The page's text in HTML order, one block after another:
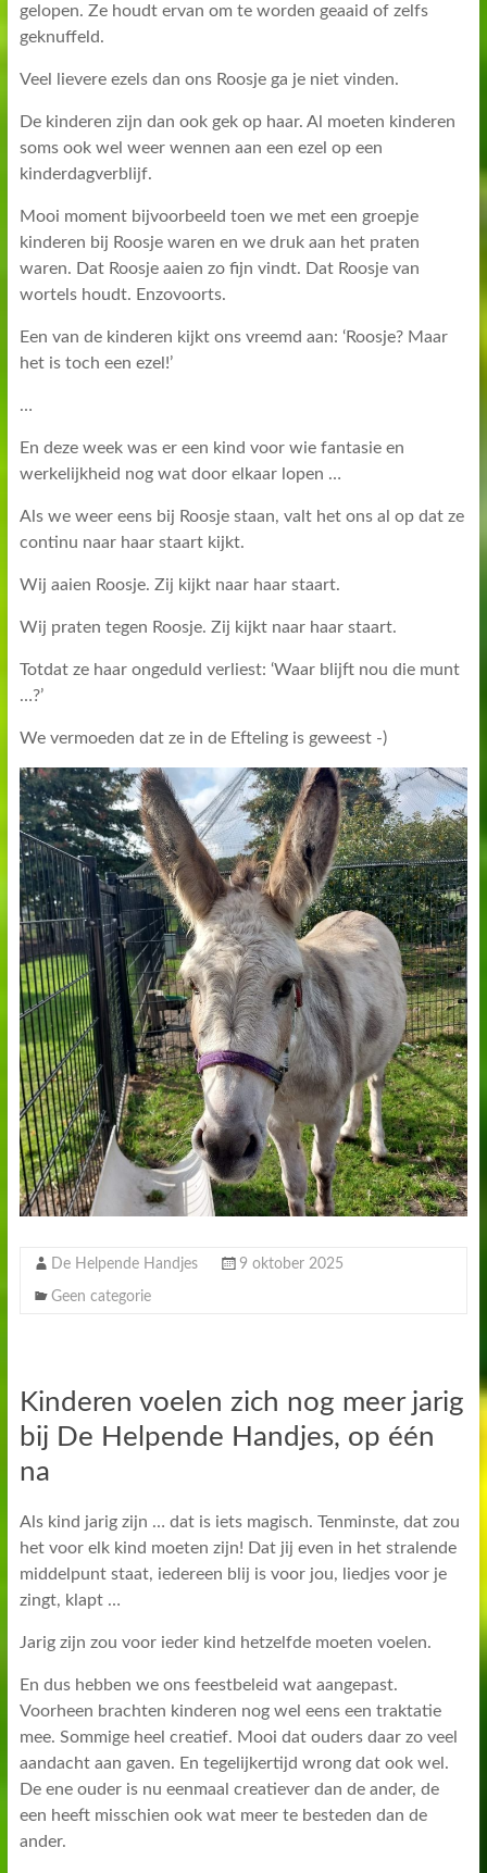
gelopen. Ze houdt ervan om te worden geaaid of zelfs
geknuffeld.
Veel lievere ezels dan ons Roosje ga je niet vinden.
De kinderen zijn dan ook gek op haar. Al moeten kinderen
soms ook wel weer wennen aan een ezel op een
kinderdagverblijf.
Mooi moment bijvoorbeeld toen we met een groepje
kinderen bij Roosje waren en we druk aan het praten
waren. Dat Roosje aaien zo fijn vindt. Dat Roosje van
wortels houdt. Enzovoorts.
Een van de kinderen kijkt ons vreemd aan: ‘Roosje? Maar
het is toch een ezel!’
…
En deze week was er een kind voor wie fantasie en
werkelijkheid nog wat door elkaar lopen …
Als we weer eens bij Roosje staan, valt het ons al op dat ze
continu naar haar staart kijkt.
Wij aaien Roosje. Zij kijkt naar haar staart.
Wij praten tegen Roosje. Zij kijkt naar haar staart.
Totdat ze haar ongeduld verliest: ‘Waar blijft nou die munt
…?’
We vermoeden dat ze in de Efteling is geweest -)
De Helpende Handjes 9 oktober 2025
Geen categorie
Kinderen voelen zich nog meer jarig
bij De Helpende Handjes, op één
na
Als kind jarig zijn … dat is iets magisch. Tenminste, dat zou
het voor elk kind moeten zijn! Dat jij even in het stralende
middelpunt staat, iedereen blij is voor jou, liedjes voor je
zingt, klapt …
Jarig zijn zou voor ieder kind hetzelfde moeten voelen.
En dus hebben we ons feestbeleid wat aangepast.
Voorheen brachten kinderen nog wel eens een traktatie
mee. Sommige heel creatief. Mooi dat ouders daar zo veel
aandacht aan gaven. En tegelijkertijd wrong dat ook wel.
De ene ouder is nu eenmaal creatiever dan de ander, de
een heeft misschien ook wat meer te besteden dan de
ander.